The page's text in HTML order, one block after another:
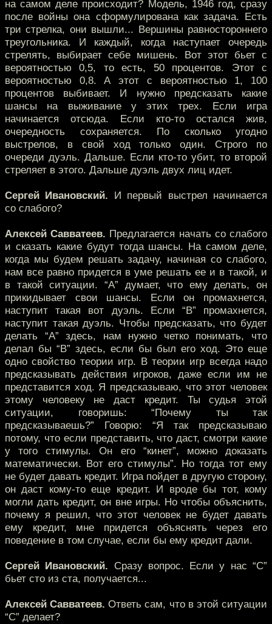
на самом деле происходит? Модель, 1946 год, сразу
после войны она сформулирована как задача. Есть
три стрелка, они вышли... Вершины равностороннего
треугольника. И каждый, когда наступает очередь
стрелять, выбирает себе мишень. Вот этот бьет с
вероятностью 0,5, то есть, 50 процентов. Этот с
вероятностью 0,8. А этот с вероятностью 1, 100
процентов выбивает. И нужно предсказать какие
шансы на выживание у этих трех. Если игра
начинается отсюда. Если кто-то остался жив,
очередность сохраняется. По сколько угодно
выстрелов, в свой ход только один. Строго по
очереди дуэль. Дальше. Если кто-то убит, то второй
стреляет в этого. Дальше дуэль двух лиц идет.
Сергей Ивановский. И первый выстрел начинается
со слабого?
Алексей Савватеев. Предлагается начать со слабого
и сказать какие будут тогда шансы. На самом деле,
когда мы будем решать задачу, начиная со слабого,
нам все равно придется в уме решать ее и в такой, и
в такой ситуации. “А” думает, что ему делать, он
прикидывает свои шансы. Если он промахнется,
наступит такая вот дуэль. Если “В” промахнется,
наступит такая дуэль. Чтобы предсказать, что будет
делать “А” здесь, нам нужно четко понимать, что
делал бы “В” здесь, если бы был его ход. Это еще
одно свойство теории игр. В теории игр всегда надо
предсказывать действия игроков, даже если им не
представится ход. Я предсказываю, что этот человек
этому человеку не даст кредит. Ты судья этой
ситуации, говоришь: “Почему ты так
предсказываешь?” Говорю: “Я так предсказываю
потому, что если представить, что даст, смотри какие
у того стимулы. Он его “кинет”, можно доказать
математически. Вот его стимулы”. Но тогда тот ему
не будет давать кредит. Игра пойдет в другую сторону,
он даст кому-то еще кредит. И вроде бы тот, кому
могли дать кредит, он вне игры. Но чтобы объяснить,
почему я решил, что этот человек не будет давать
ему кредит, мне придется объяснять через его
поведение в том случае, если бы ему кредит дали.
Сергей Ивановский. Сразу вопрос. Если у нас “С”
бьет сто из ста, получается...
Алексей Савватеев. Ответь сам, что в этой ситуации
“С” делает?